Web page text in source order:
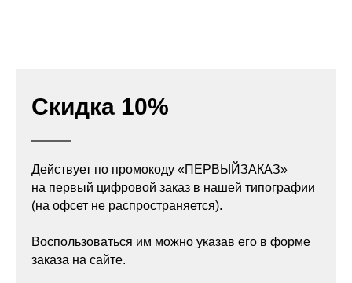
Скидка 10%
Действует по промокоду «ПЕРВЫЙЗАКАЗ»
на первый цифровой заказ в нашей типографии
(на офсет не распространяется).
Воспользоваться им можно указав его в форме
заказа на сайте.